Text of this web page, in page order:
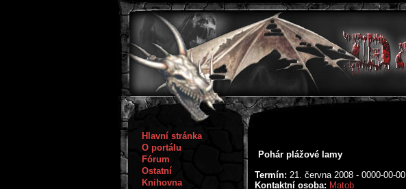
Hlavní stránka
O portálu
Fórum
Ostatní
Knihovna
Pohár plážové lamy
Termín: 21. června 2008 - 0000-00-00
Kontaktní osoba: Matob